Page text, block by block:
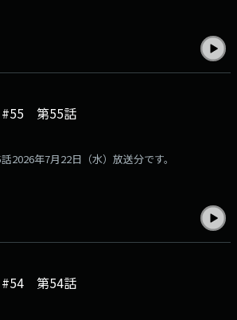
第55話
2026年7月22日（水）放送分です。
第54話